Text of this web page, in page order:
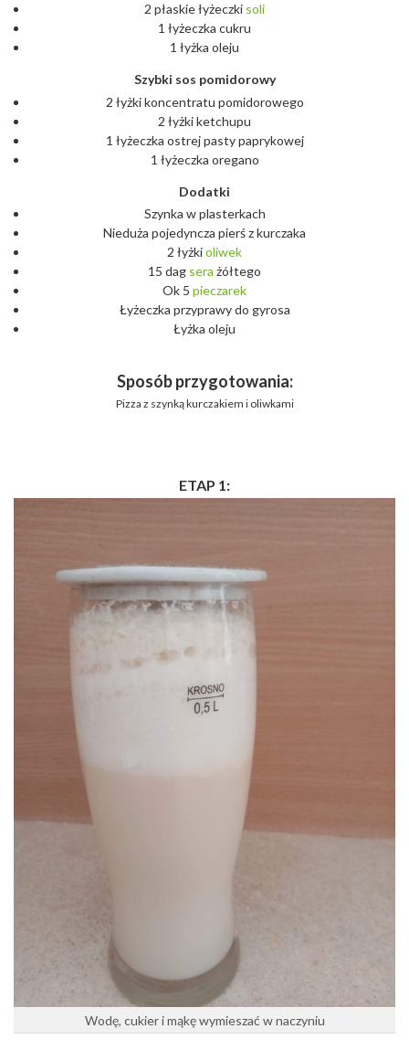
2 płaskie łyżeczki soli
1 łyżeczka cukru
1 łyżka oleju
Szybki sos pomidorowy
2 łyżki koncentratu pomidorowego
2 łyżki ketchupu
1 łyżeczka ostrej pasty paprykowej
1 łyżeczka oregano
Dodatki
Szynka w plasterkach
Nieduża pojedyncza pierś z kurczaka
2 łyżkioliwek
15 dag sera żółtego
Ok 5 pieczarek
Łyżeczka przyprawy do gyrosa
Łyżka oleju
Sposób przygotowania:
Pizza z szynką kurczakiem i oliwkami
ETAP 1:
Wodę, cukier i mąkę wymieszać w naczyniu